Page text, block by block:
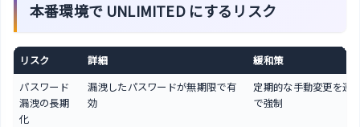
本番環境で UNLIMITED にするリスク
リスク 詳細
緩和策
パスワード
漏洩の長期
化
漏洩したパスワードが無期限で有
効
定期的な手動変更を運
で強制